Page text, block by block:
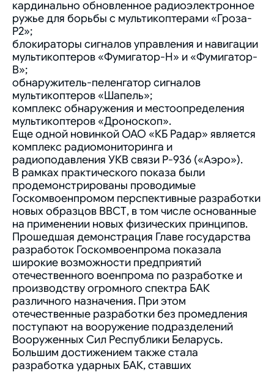
кардинально обновленное радиоэлектронное
ружье для борьбы с мультикоптерами «Гроза-
Р2»;
блокираторы сигналов управления и навигации
мультикоптеров «Фумигатор-Н» и «Фумигатор-
В»;
обнаружитель-пеленгатор сигналов
мультикоптеров «Шапель»;
комплекс обнаружения и местоопределения
мультикоптеров «Дроноскоп».
Еще одной новинкой ОАО «КБ Радар» является
комплекс радиомониторинга и
радиоподавления УКВ связи Р-936 («Аэро»).
В рамках практического показа были
продемонстрированы проводимые
Госкомвоенпромом перспективные разработки
новых образцов ВВСТ, в том числе основанные
на применении новых физических принципов.
Прошедшая демонстрация Главе государства
разработок Госкомвоенпрома показала
широкие возможности предприятий
отечественного военпрома по разработке и
производству огромного спектра БАК
различного назначения. При этом
отечественные разработки без промедления
поступают на вооружение подразделений
Вооруженных Сил Республики Беларусь.
Большим достижением также стала
разработка ударных БАК, ставших